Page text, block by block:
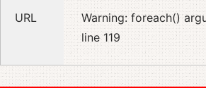
URL Warning: foreach()
line119